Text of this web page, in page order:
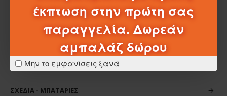
έκπτωση στην πρώτη σας
παραγγελία. Δωρεάν
αμπαλάζ δώρου
Μην το εμφανίσεις ξανά
ΧΑΡΑΚΤΗΡΙΣΤΙΚΆ
ΣΧΈΔΙΑ - ΜΠΑΤΑΡΊΕΣ